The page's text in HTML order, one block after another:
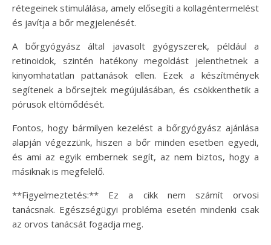
rétegeinek stimulálása, amely elősegíti a kollagéntermelést
és javítja a bőr megjelenését.
A bőrgyógyász által javasolt gyógyszerek, például a
retinoidok, szintén hatékony megoldást jelenthetnek a
kinyomhatatlan pattanások ellen. Ezek a készítmények
segítenek a bőrsejtek megújulásában, és csökkenthetik a
pórusok eltömődését.
Fontos, hogy bármilyen kezelést a bőrgyógyász ajánlása
alapján végezzünk, hiszen a bőr minden esetben egyedi,
és ami az egyik embernek segít, az nem biztos, hogy a
másiknak is megfelelő.
**Figyelmeztetés:** Ez a cikk nem számít orvosi
tanácsnak. Egészségügyi probléma esetén mindenki csak
az orvos tanácsát fogadja meg.